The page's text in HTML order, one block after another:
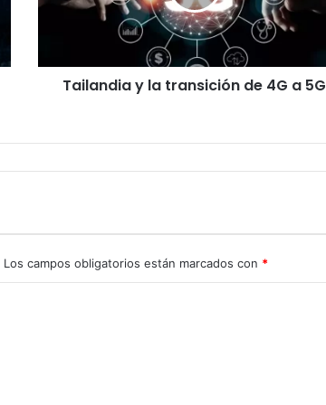
4G
Tailandia y la transición de 4G a 5G
Los campos obligatorios están marcados con *